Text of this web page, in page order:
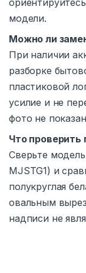
модели.
Можно ли
При наличии
разборке
пластиковой
усилие и не
фото не
Что проверить
Сверьте модель
MJSTG1) и
полукруглая
овальным
надписи не